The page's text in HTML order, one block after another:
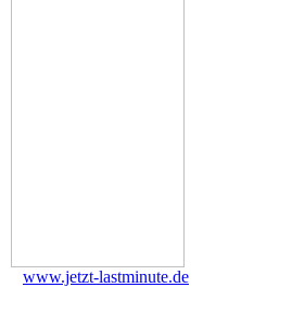
www.jetzt-lastminute.de